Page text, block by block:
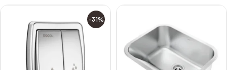
-31%